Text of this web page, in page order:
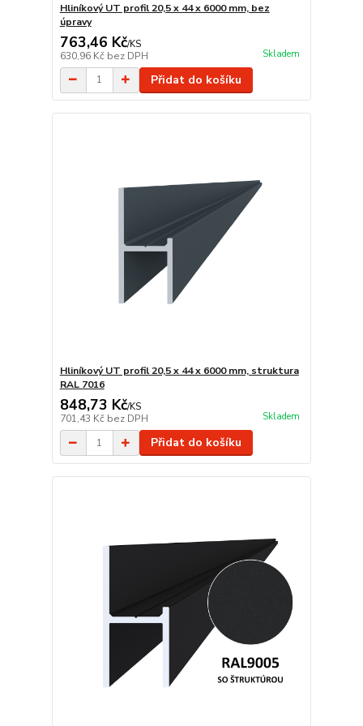
Hliníkový UT profil 20,5 x 44 x 6000 mm, bez
úpravy
763,46 Kč/KS
630,96 Kč bez DPH Skladem
Přidat do košíku
Hliníkový UT profil 20,5 x 44 x 6000 mm, struktura
RAL 7016
848,73 Kč/KS
701,43 Kč bez DPH Skladem
Přidat do košíku